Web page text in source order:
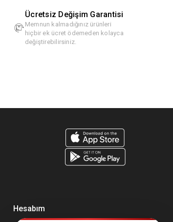
Ücretsiz Değişim Garantisi
Memnun kalmadığınız ürünleri
hiçbir ek ücret ödemeden kolayca
değiştirebilirsiniz.
Hesabım